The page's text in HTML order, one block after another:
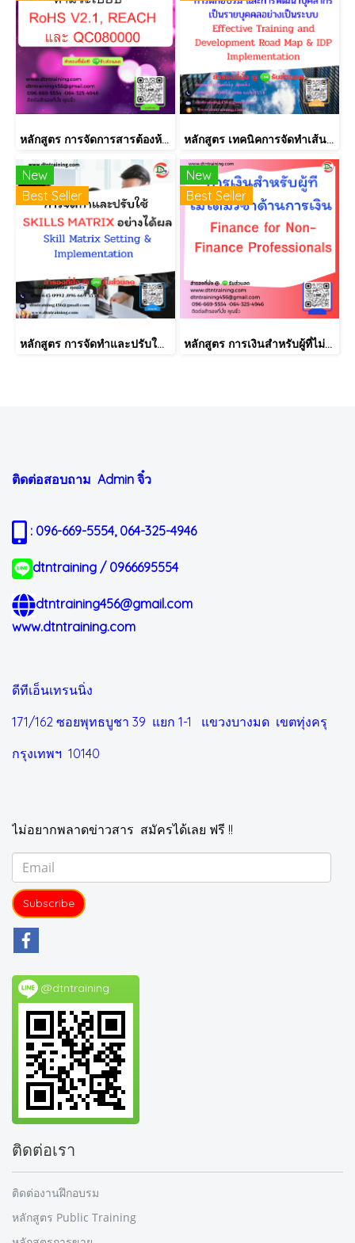
หลักสูตร การจัดการสารต้องห้ามตามระเบียบ RoHS V2.1, REACH และ QC080000 หลักสูตร เทคนิคการจัดทำเส้นทางการฝึกอบรม และการพัฒนาบุคลากร เป็นรายบุคคลอย่างเป็นระบบ Effective Training and Development Road Map & IDP Implementation
New
Best Seller
หลักสูตร การจัดทำและปรับใช้ SKILLS MATRIX อย่างได้ผล Skill Matrix Setting & Implementation
New
Best Seller
หลักสูตร การเงินสำหรับผู้ที่ไม่ได้มีวิชาชีพด้านการเงิน (Finance for Non-Finance Professionals)
ติดต่อสอบถาม Admin จิ๋ว
: 096-669-5554, 064-325-4946
dtntraining / 0966695554
dtntraining456@gmail.com
www.dtntraining.com
ดีทีเอ็นเทรนนิ่ง
171/162 ซอยพุทธบูชา 39 แยก 1-1 แขวงบางมด เขตทุ่งครุ
กรุงเทพฯ 10140
ไม่อยากพลาดข่าวสาร สมัครได้เลย ฟรี !!
Subscribe
@dtntraining
ติดต่อเรา
ติดต่องานฝึกอบรม
หลักสูตร Public Training